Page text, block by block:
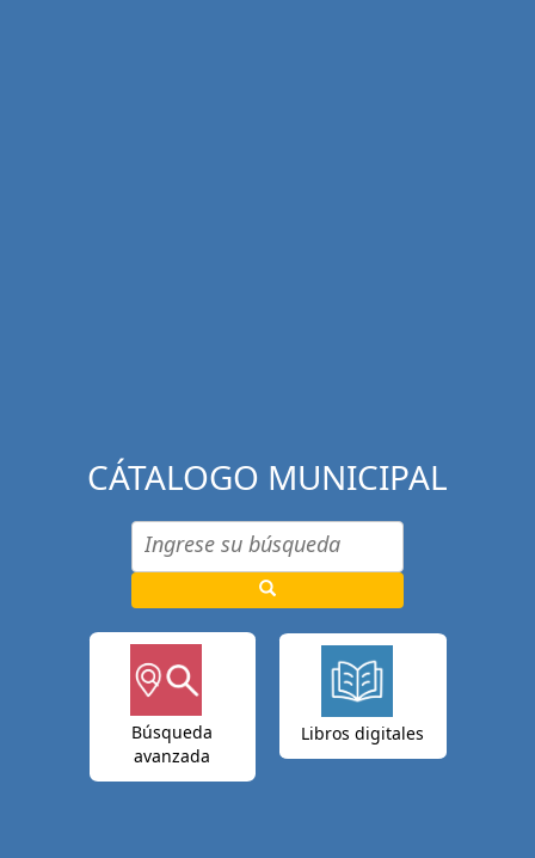
CÁTALOGO MUNICIPAL
Búsqueda
avanzada
Libros digitales